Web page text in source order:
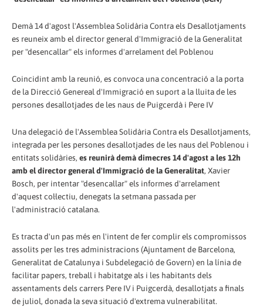
Demà 14 d'agost l'Assemblea Solidària Contra els Desallotjaments
es reuneix amb el director general d'Immigració de la Generalitat
per "desencallar" els informes d'arrelament del Poblenou
Coincidint amb la reunió, es convoca una concentració a la porta
de la Direcció Genereal d'Immigració en suport a la lluita de les
persones desallotjades de les naus de Puigcerdà i Pere IV
Una delegació de l'Assemblea Solidària Contra els Desallotjaments,
integrada per les persones desallotjades de les naus del Poblenou i
entitats solidàries, es reunirà demà dimecres 14 d'agost a les 12h
amb el director general d'Immigració de la Generalitat, Xavier
Bosch, per intentar "desencallar" els informes d'arrelament
d'aquest col·lectiu, denegats la setmana passada per
l'administració catalana.
Es tracta d'un pas més en l'intent de fer complir els compromissos
assolits per les tres administracions (Ajuntament de Barcelona,
Generalitat de Catalunya i Subdelegació de Govern) en la línia de
facilitar papers, treball i habitatge als i les habitants dels
assentaments dels carrers Pere IV i Puigcerdà, desallotjats a finals
de juliol, donada la seva situació d'extrema vulnerabilitat.